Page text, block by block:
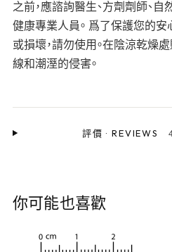
之前，應諮詢醫生、方劑劑師、
健康專業人員。 爲了保護您的安
或損壞，請勿使用。在陰涼乾燥
線和潮溼的侵害。
評價 ·REVIEWS
你可能也喜歡